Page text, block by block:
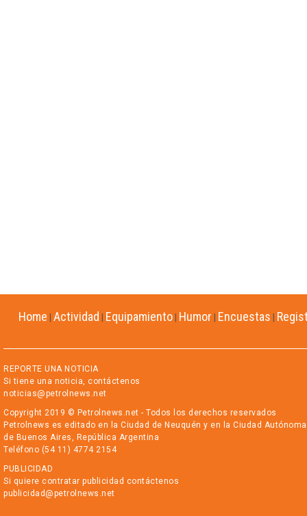
Home Actividad Equipamiento Humor Encuestas
REPORTE UNA NOTICIA
Si tiene una noticia, contáctenos
noticias@petrolnews.net
Copyright 2019 © Petrolnews.net - Todos los derechos reservados
Petrolnews es editado en la Ciudad de Neuquén y en la Ciudad Autónoma
de Buenos Aires, República Argentina
Teléfono (54 11) 4774 2154
PUBLICIDAD
Si quiere contratar publicidad contáctenos
publicidad@petrolnews.net